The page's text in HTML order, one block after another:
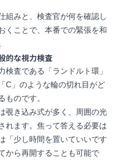
組みと、検査官が何を確認し
くことで、本番での緊張を和
的な視力検査
検査である「ランドルト環」
C」のような輪の切れ目がど
ものです。
覗き込み式が多く、周囲の光
れます。焦って答える必要は
「少し時間を置いていいです
から再開することも可能で